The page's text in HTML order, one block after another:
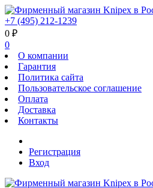
+7 (495) 212-1239
0 ₽
0
О компании
Гарантия
Политика сайта
Пользовательское соглашение
Оплата
Доставка
Контакты
Регистрация
Вход